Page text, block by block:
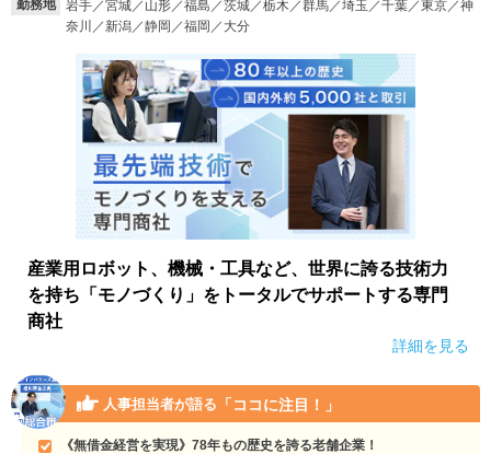
勤務地
岩手／宮城／山形／福島／茨城／栃木／群馬／埼玉／千葉／東京／神
奈川／新潟／静岡／福岡／大分
産業用ロボット、機械・工具など、世界に誇る技術力
を持ち「モノづくり」をトータルでサポートする専門
商社
詳細を見る
人事担当者が語る 「ココに注目！」
《無借金経営を実現》78年もの歴史を誇る老舗企業！